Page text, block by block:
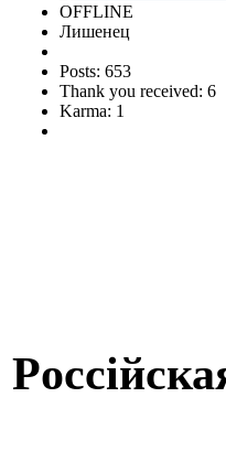
OFFLINE
Лишенец
Posts: 653
Thank you received: 6
Karma: 1